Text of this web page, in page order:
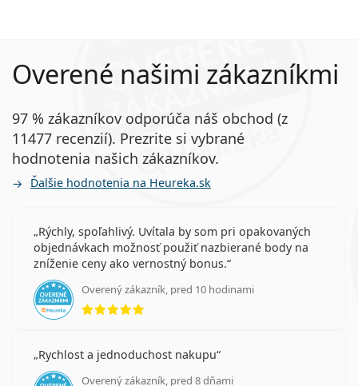
Overené našimi zákazníkmi
97 % zákazníkov odporúča náš obchod (z
11477 recenzií). Prezrite si vybrané
hodnotenia našich zákazníkov.
Ďalšie hodnotenia na Heureka.sk
Rýchly, spoľahlivý. Uvítala by som pri opakovaných
objednávkach možnosť použiť nazbierané body na
zníženie ceny ako vernostný bonus.
Overený zákazník, pred 10 hodinami
hodnotenie 5 z 5
Rychlost a jednoduchost nakupu
Overený zákazník, pred 8 dňami